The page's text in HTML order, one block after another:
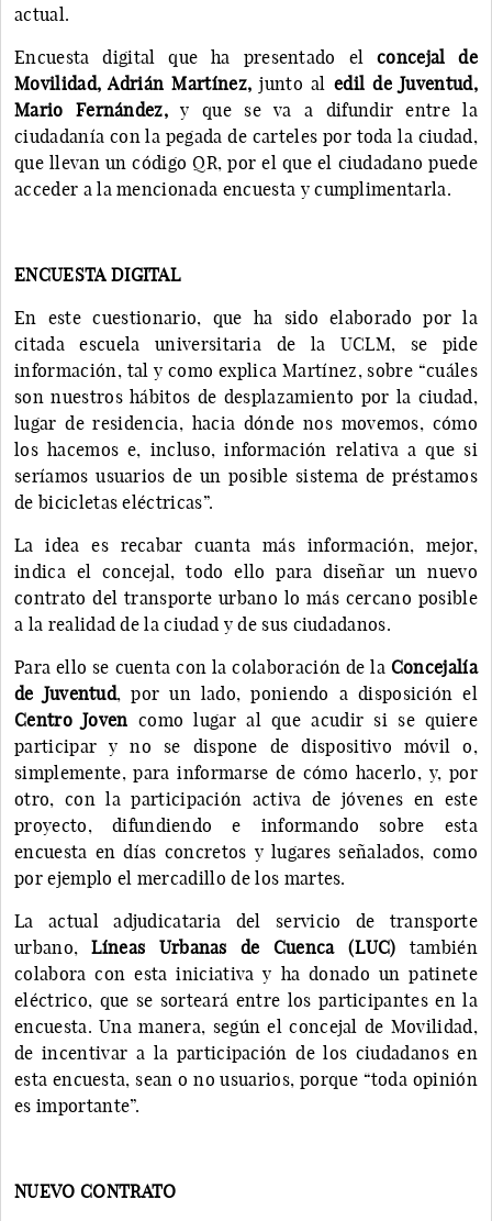
actual.
Encuesta digital que ha presentado el concejal de
Movilidad, Adrián Martínez, junto al edil de Juventud,
Mario Fernández, y que se va a difundir entre la
ciudadanía con la pegada de carteles por toda la ciudad,
que llevan un código QR, por el que el ciudadano puede
acceder a la mencionada encuesta y cumplimentarla.
ENCUESTA DIGITAL
En este cuestionario, que ha sido elaborado por la
citada escuela universitaria de la UCLM, se pide
información, tal y como explica Martínez, sobre “cuáles
son nuestros hábitos de desplazamiento por la ciudad,
lugar de residencia, hacia dónde nos movemos, cómo
los hacemos e, incluso, información relativa a que si
seríamos usuarios de un posible sistema de préstamos
de bicicletas eléctricas”.
La idea es recabar cuanta más información, mejor,
indica el concejal, todo ello para diseñar un nuevo
contrato del transporte urbano lo más cercano posible
a la realidad de la ciudad y de sus ciudadanos.
Para ello se cuenta con la colaboración de la Concejalía
de Juventud, por un lado, poniendo a disposición el
Centro Joven como lugar al que acudir si se quiere
participar y no se dispone de dispositivo móvil o,
simplemente, para informarse de cómo hacerlo, y, por
otro, con la participación activa de jóvenes en este
proyecto, difundiendo e informando sobre esta
encuesta en días concretos y lugares señalados, como
por ejemplo el mercadillo de los martes.
La actual adjudicataria del servicio de transporte
urbano,Líneas Urbanas de Cuenca (LUC) también
colabora con esta iniciativa y ha donado un patinete
eléctrico, que se sorteará entre los participantes en la
encuesta. Una manera, según el concejal de Movilidad,
de incentivar a la participación de los ciudadanos en
esta encuesta, sean o no usuarios, porque “toda opinión
es importante”.
NUEVO CONTRATO